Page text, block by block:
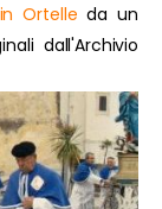
Ortelle da un
dall'Archivio